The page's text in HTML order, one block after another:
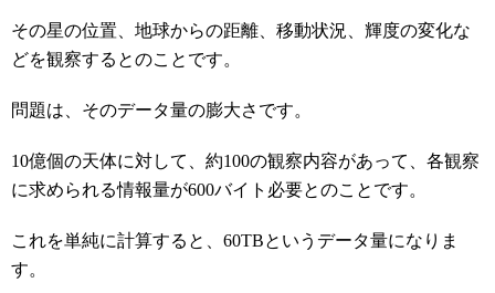
その星の位置、地球からの距離、移動状況、輝度の変化な
どを観察するとのことです。
問題は、そのデータ量の膨大さです。
10億個の天体に対して、約100の観察内容があって、各観察
に求められる情報量が600バイト必要とのことです。
これを単純に計算すると、60TBというデータ量になりま
す。